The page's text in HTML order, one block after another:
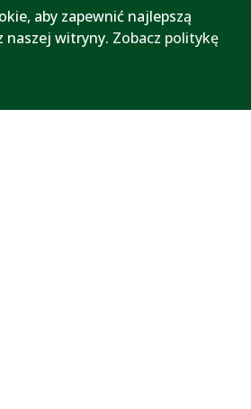
aby zapewnić najlepszą
naszej witryny. Zobacz politykę